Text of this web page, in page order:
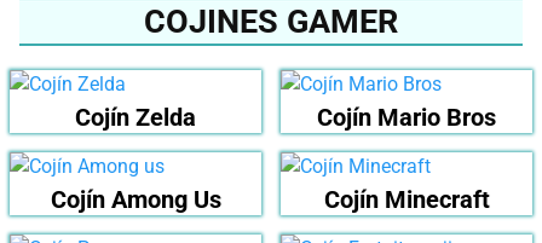
COJINES GAMER
Cojín Zelda Cojín Mario Bros
Cojín Among Us Cojín Minecraft